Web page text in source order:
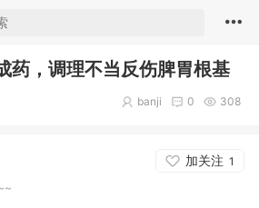
药，调理不当反伤脾胃根基
308
0
banji
加关注 1